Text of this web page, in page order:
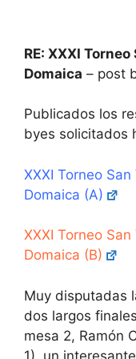
RE: XXXI
Domaica – post
Publicados los
byes solicitados
XXXI Torneo
Domaica (A)
XXXI Torneo
Domaica (B)
Muy disputadas
dos largos
mesa 2, Ramón
1), un